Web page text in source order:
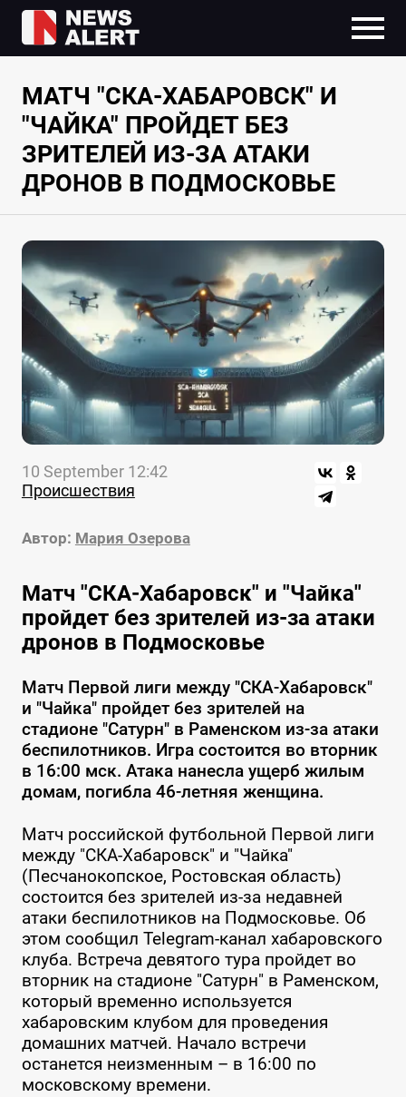
МАТЧ "СКА-ХАБАРОВСК" И
"ЧАЙКА" ПРОЙДЕТ БЕЗ
ЗРИТЕЛЕЙ ИЗ-ЗА АТАКИ
ДРОНОВ В ПОДМОСКОВЬЕ
10 September 12:42
Происшествия
Автор: Мария Озерова
Матч "СКА-Хабаровск" и "Чайка"
пройдет без зрителей из-за атаки
дронов в Подмосковье
Матч Первой лиги между "СКА-Хабаровск"
и "Чайка" пройдет без зрителей на
стадионе "Сатурн" в Раменском из-за атаки
беспилотников. Игра состоится во вторник
в 16:00 мск. Атака нанесла ущерб жилым
домам, погибла 46-летняя женщина.
Матч российской футбольной Первой лиги
между "СКА-Хабаровск" и "Чайка"
(Песчанокопское, Ростовская область)
состоится без зрителей из-за недавней
атаки беспилотников на Подмосковье. Об
этом сообщил Telegram-канал хабаровского
клуба. Встреча девятого тура пройдет во
вторник на стадионе "Сатурн" в Раменском,
который временно используется
хабаровским клубом для проведения
домашних матчей. Начало встречи
останется неизменным – в 16:00 по
московскому времени.